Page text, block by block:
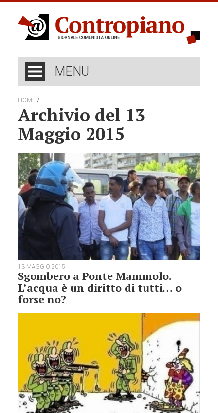
MENU
HOME /
Archivio del 13
Maggio 2015
13 MAGGIO 2015
Sgombero a Ponte Mammolo.
L’acqua è un diritto di tutti… o
forse no?